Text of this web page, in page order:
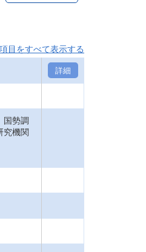
項目をすべて表示する
詳細
国勢調
究機関